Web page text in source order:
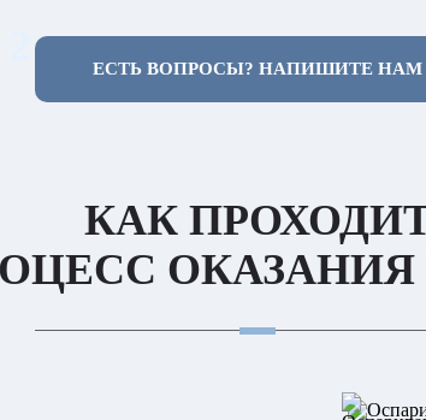
ЕСТЬ ВОПРОСЫ? НАПИШИТЕ НАМ
КАК
ОКАЗАНИЯ